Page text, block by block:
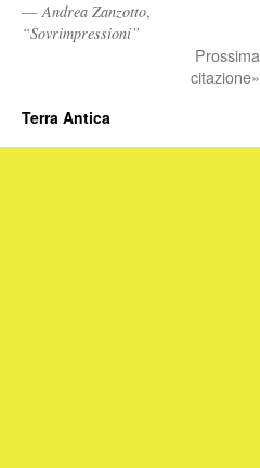
—Andrea Zanzotto,
“Sovrimpressioni”
Prossima
citazione»
Terra Antica